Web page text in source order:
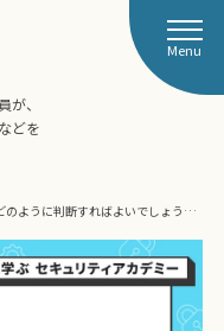
、
どを
Menu
のように判断すればよいでしょう…